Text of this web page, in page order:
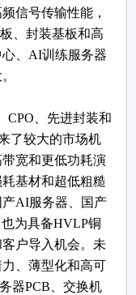
信号传输性能，
、封装基板和高
、AI训练服务器
CPO、先进封装和
了较大的市场机
宽和更低功耗演
基材和超低粗糙
AI服务器、国产
为具备HVLP铜
户导入机会。未
、薄型化和高可
器PCB、交换机